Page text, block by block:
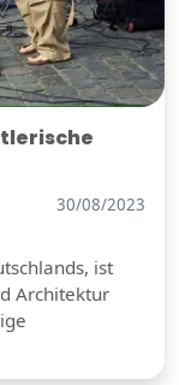
30/08/2023
ist
Architektur